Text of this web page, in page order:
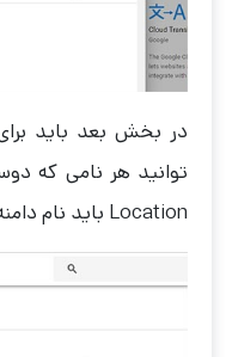
در بخش بعد باید
توانید هر نامی که
Location باید نام دامنه سایت سازمان خود را وارد کنید.